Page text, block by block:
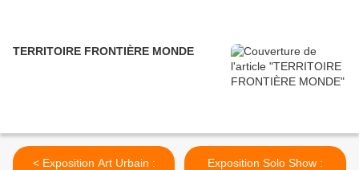
TERRITOIRE FRONTIÈRE MONDE
< Exposition Art Urbain :
Exposition Solo Show :